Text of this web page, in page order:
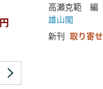
高瀬克範 編
雄山閣
新刊 取り寄せ